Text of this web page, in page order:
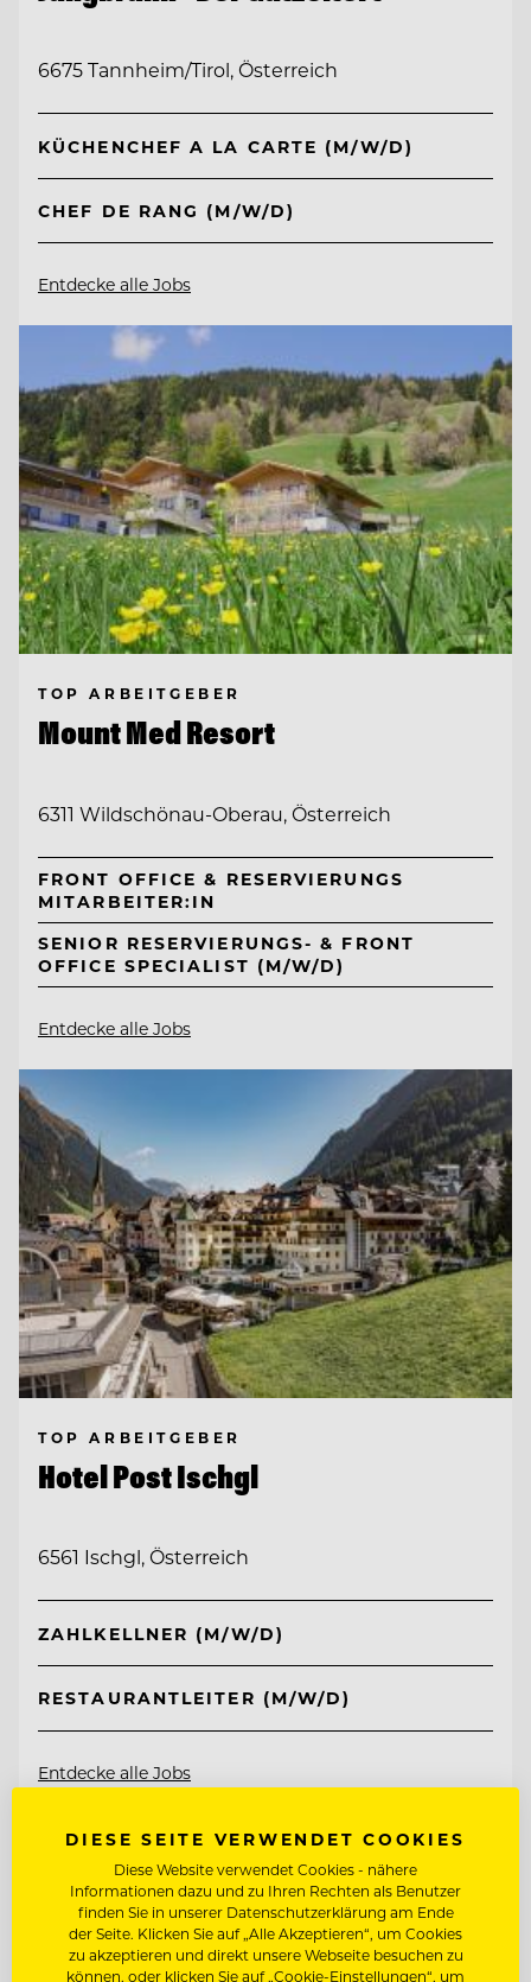
6675 Tannheim/Tirol, Österreich
KÜCHENCHEF A LA CARTE (M/W/D)
CHEF DE RANG (M/W/D)
Entdecke alle Jobs
TOP ARBEITGEBER
Mount Med Resort
6311 Wildschönau-Oberau, Österreich
FRONT OFFICE & RESERVIERUNGS
MITARBEITER:IN
SENIOR RESERVIERUNGS- & FRONT
OFFICE SPECIALIST (M/W/D)
Entdecke alle Jobs
TOP ARBEITGEBER
Hotel Post Ischgl
6561 Ischgl, Österreich
ZAHLKELLNER (M/W/D)
RESTAURANTLEITER (M/W/D)
Entdecke alle Jobs
DIESE SEITE VERWENDET COOKIES
Diese Website verwendet Cookies - nähere
Informationen dazu und zu Ihren Rechten als Benutzer
finden Sie in unserer Datenschutzerklärung am Ende
der Seite. Klicken Sie auf „Alle Akzeptieren“, um Cookies
zu akzeptieren und direkt unsere Webseite besuchen zu
können, oder klicken Sie auf „Cookie-Einstellungen“, um